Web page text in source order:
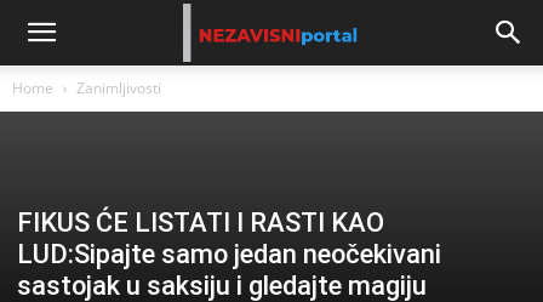
Home Zanimljivosti
FIKUS ĆE LISTATI I RASTI KAO
LUD:Sipajte samo jedan neočekivani
sastojak u saksiju i gledajte magiju